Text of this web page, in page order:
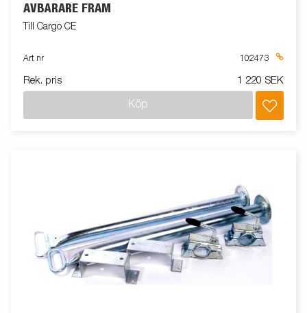
AVBÄRARE FRAM
Till Cargo CE
Art nr 102473
Rek. pris 1 220 SEK
Köp